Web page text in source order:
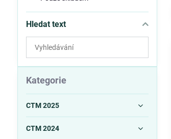
Hledat text
Prohledat
výsledky
filtru
fulltextem
Kategorie
CTM 2025
CTM 2024